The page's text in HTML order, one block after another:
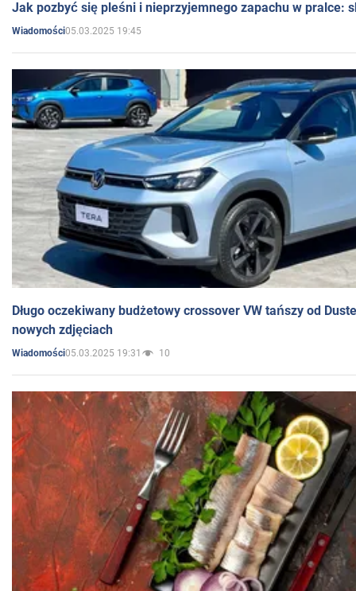
Jak pozbyć się pleśni i nieprzyjemnego zapachu w pralce:
Wiadomości05.03.2025 19:45
Długo oczekiwany budżetowy crossover VW tańszy od
nowych zdjęciach
Wiadomości05.03.2025 19:31 10